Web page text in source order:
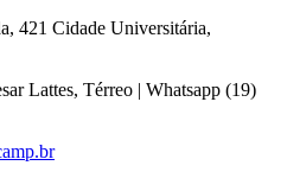
421 Cidade Universitária,
Lattes, Térreo | Whatsapp (19)